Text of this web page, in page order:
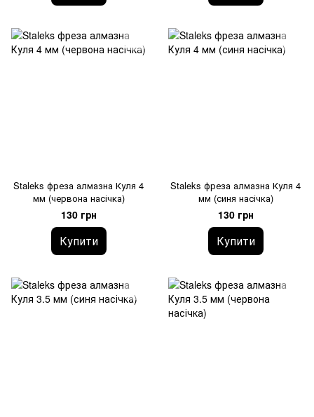
Staleks фреза алмазна Куля 4
мм (червона насічка)
130 грн
Купити
Staleks фреза алмазна Куля 4
мм (синя насічка)
130 грн
Купити